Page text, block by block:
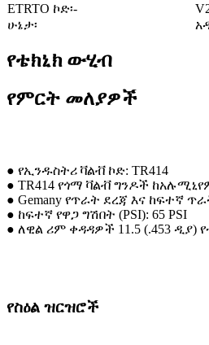
ETRTO ኮድ፡-
ሁኔታ፡
የቴክኒክ ውሂብ
የምርት መለያዎች
● የኢንዱስትሪ ቫልቭ ኮድ: TR414
● TR414 የጎማ ቫልቭ ግንዶች
● Gemany የጥራት ደረጃ እና ከፍተኛ
● ከፍተኛ የዋጋ ግሽበት (PSI): 65 PSI
● ለዊል ሪም ቀዳዳዎች 11.5 (.453 ዲያ)
የስዕል ዝርዝሮች